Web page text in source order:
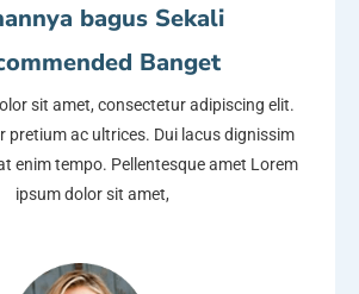
bagus Sekali
Banget
sit amet, consectetur adipiscing elit.
pretium ac ultrices. Dui lacus dignissim
enim tempo. Pellentesque amet Lorem
ipsum dolor sit amet,